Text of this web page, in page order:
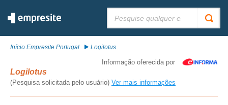
Início Empresite Portugal Logilotus
Informação oferecida por
Logilotus
(Pesquisa solicitada pelo usuário) Ver mais informações